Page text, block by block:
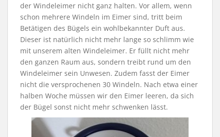
der Windeleimer nicht ganz halten. Vor allem, wenn
schon mehrere Windeln im Eimer sind, tritt beim
Betätigen des Bügels ein wohlbekannter Duft aus.
Dieser ist natürlich nicht mehr lange so schlimm wie
mit unserem alten Windeleimer. Er füllt nicht mehr
den ganzen Raum aus, sondern treibt rund um den
Windeleimer sein Unwesen. Zudem fasst der Eimer
nicht die versprochenen 30 Windeln. Nach etwa einer
halben Woche müssen wir den Eimer leeren, da sich
der Bügel sonst nicht mehr schwenken lässt.